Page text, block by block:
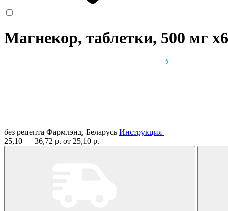
Магнекор, таблетки, 500 мг
без рецепта Фармлэнд, Беларусь Инструкция
25,10 — 36,72 р. от 25,10 р.